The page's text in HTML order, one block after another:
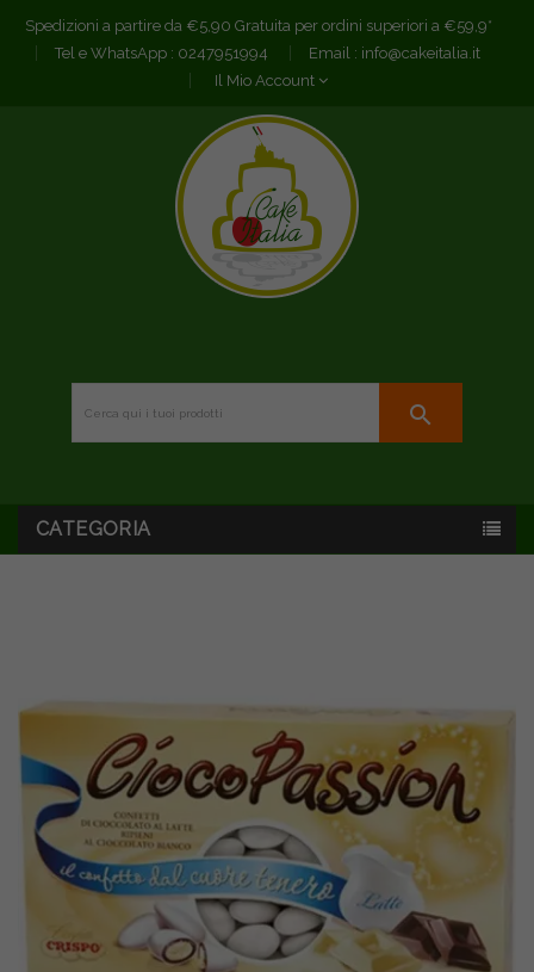
Spedizioni a partire da €5,90 Gratuita per ordini superiori a €59,9*
Tel e WhatsApp : 0247951994 Email : info@cakeitalia.it
Il Mio Account
search
CATEGORIA